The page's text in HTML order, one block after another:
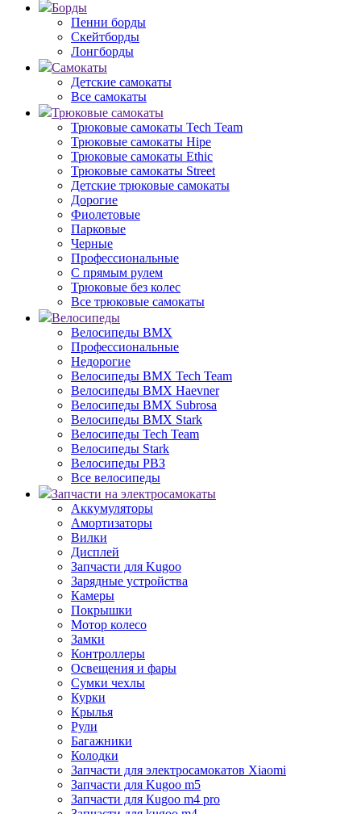
Борды
Пенни борды
Скейтборды
Лонгборды
Самокаты
Детские самокаты
Все самокаты
Трюковые самокаты
Трюковые самокаты Tech Team
Трюковые самокаты Hipe
Трюковые самокаты Ethic
Трюковые самокаты Street
Детские трюковые самокаты
Дорогие
Фиолетовые
Парковые
Черные
Профессиональные
С прямым рулем
Трюковые без колес
Все трюковые самокаты
Велосипеды
Велосипеды BMX
Профессиональные
Недорогие
Велосипеды BMX Tech Team
Велосипеды BMX Haevner
Велосипеды BMX Subrosa
Велосипеды BMX Stark
Велосипеды Tech Team
Велосипеды Stark
Велосипеды РВЗ
Все велосипеды
Запчасти на электросамокаты
Аккумуляторы
Амортизаторы
Вилки
Дисплей
Запчасти для Kugoo
Зарядные устройства
Камеры
Покрышки
Мотор колесо
Замки
Контроллеры
Освещения и фары
Сумки чехлы
Курки
Крылья
Рули
Багажники
Колодки
Запчасти для электросамокатов Xiaomi
Запчасти для Kugoo m5
Запчасти для Кugoo m4 pro